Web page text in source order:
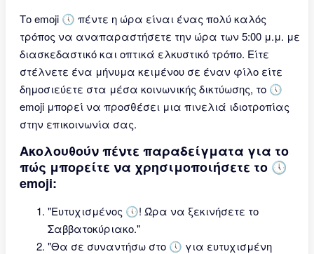
Το emoji 🕔 πέντε η ώρα είναι ένας πολύ καλός
τρόπος να αναπαραστήσετε την ώρα των 5:00 μ.μ. με
διασκεδαστικό και οπτικά ελκυστικό τρόπο. Είτε
στέλνετε ένα μήνυμα κειμένου σε έναν φίλο είτε
δημοσιεύετε στα μέσα κοινωνικής δικτύωσης, το 🕔
emoji μπορεί να προσθέσει μια πινελιά ιδιοτροπίας
στην επικοινωνία σας.
Ακολουθούν πέντε παραδείγματα για το
πώς μπορείτε να χρησιμοποιήσετε το 🕔
emoji:
"Ευτυχισμένος 🕔! Ώρα να ξεκινήσετε το
Σαββατοκύριακο."
"Θα σε συναντήσω στο 🕔 για ευτυχισμένη